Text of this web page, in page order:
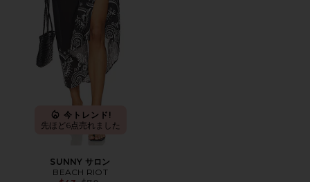
今トレンド!
先ほど6点売れました
SUNNY サロン
BEACH RIOT